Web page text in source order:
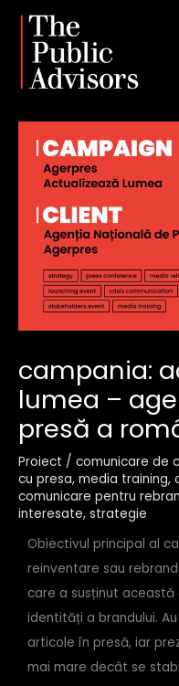
Skip
content
campania:
lumea –
presă a
Proiect / comunicare de
cu presa, media training,
comunicare pentru
interesate, strategie
Obiectivul principal al
reinventare sau
care a susținut
identități a brandului.
articole în presă, iar
mai mare